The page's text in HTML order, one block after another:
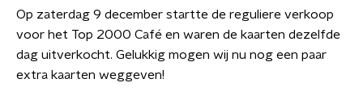
Op zaterdag 9 december startte de reguliere verkoop
voor het Top 2000 Café en waren de kaarten dezelfde
dag uitverkocht. Gelukkig mogen wij nu nog een paar
extra kaarten weggeven!